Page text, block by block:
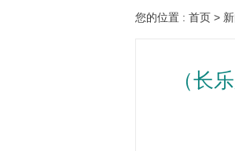
您的位置 : 首页 >
（长